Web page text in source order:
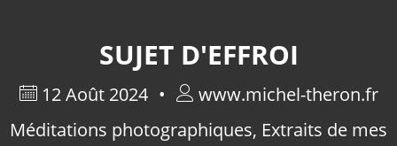
SUJET D'EFFROI
12 Août 2024
www.michel-theron.fr
Méditations photographiques, Extraits de mes